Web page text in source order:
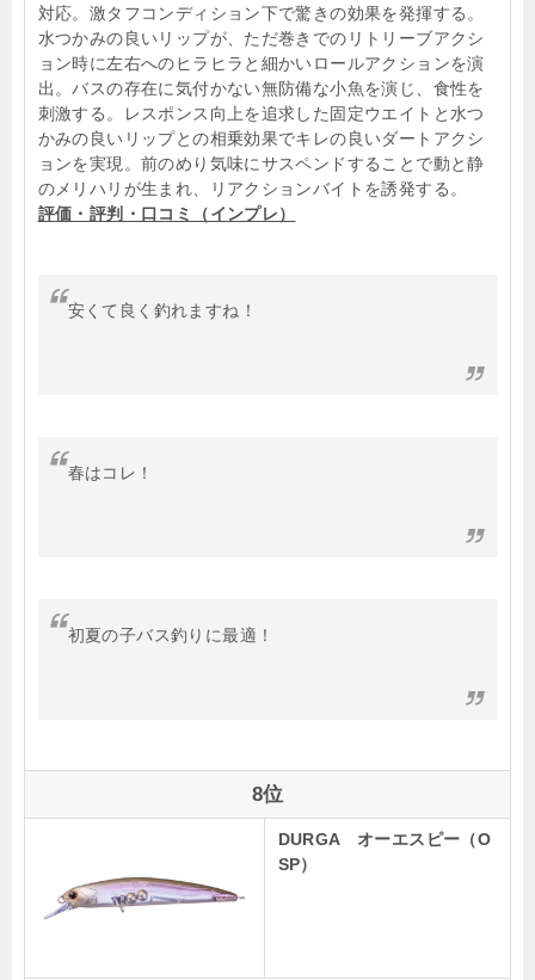
対応。激タフコンディション下で驚きの効果を発揮する。
水つかみの良いリップが、ただ巻きでのリトリーブアクシ
ョン時に左右へのヒラヒラと細かいロールアクションを演
出。バスの存在に気付かない無防備な小魚を演じ、食性を
刺激する。レスポンス向上を追求した固定ウエイトと水つ
かみの良いリップとの相乗効果でキレの良いダートアクシ
ョンを実現。前のめり気味にサスペンドすることで動と静
のメリハリが生まれ、リアクションバイトを誘発する。
評価・評判・口コミ（インプレ）
安くて良く釣れますね！
春はコレ！
初夏の子バス釣りに最適！
8位
DURGA オーエスピー（O
SP）